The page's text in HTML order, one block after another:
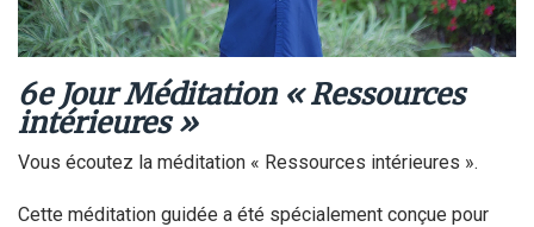
6e Jour Méditation « Ressources
intérieures »
Vous écoutez la méditation « Ressources intérieures ».
Cette méditation guidée a été spécialement conçue pour